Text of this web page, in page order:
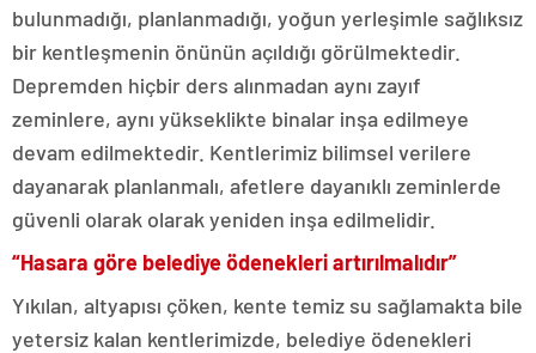
bulunmadığı, planlanmadığı, yoğun yerleşimle sağlıksız
bir kentleşmenin önünün açıldığı görülmektedir.
Depremden hiçbir ders alınmadan aynı zayıf
zeminlere, aynı yükseklikte binalar inşa edilmeye
devam edilmektedir. Kentlerimiz bilimsel verilere
dayanarak planlanmalı, afetlere dayanıklı zeminlerde
güvenli olarak olarak yeniden inşa edilmelidir.
“Hasara göre belediye ödenekleri artırılmalıdır”
Yıkılan, altyapısı çöken, kente temiz su sağlamakta bile
yetersiz kalan kentlerimizde, belediye ödenekleri